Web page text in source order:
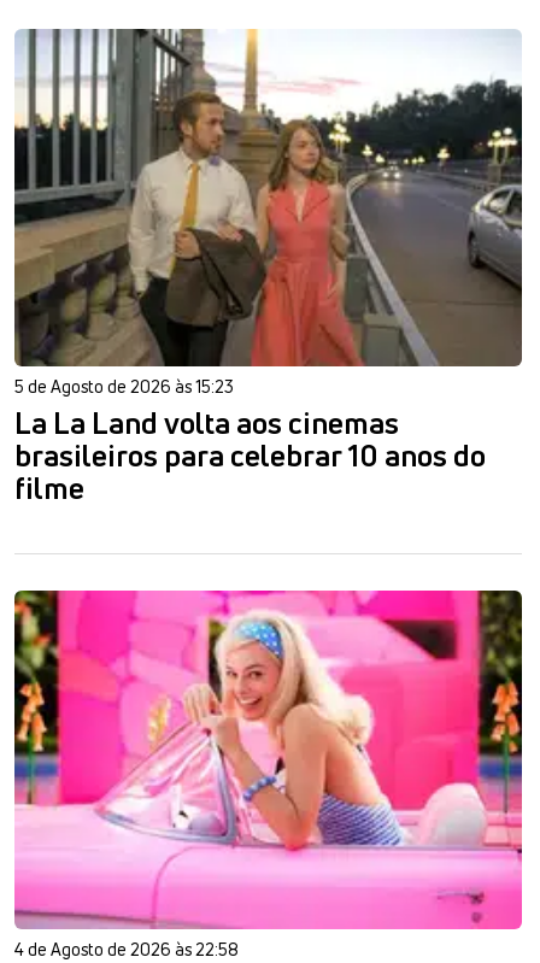
5 de Agosto de 2026 às 15:23
La La Land volta aos cinemas
brasileiros para celebrar 10 anos do
filme
4 de Agosto de 2026 às 22:58